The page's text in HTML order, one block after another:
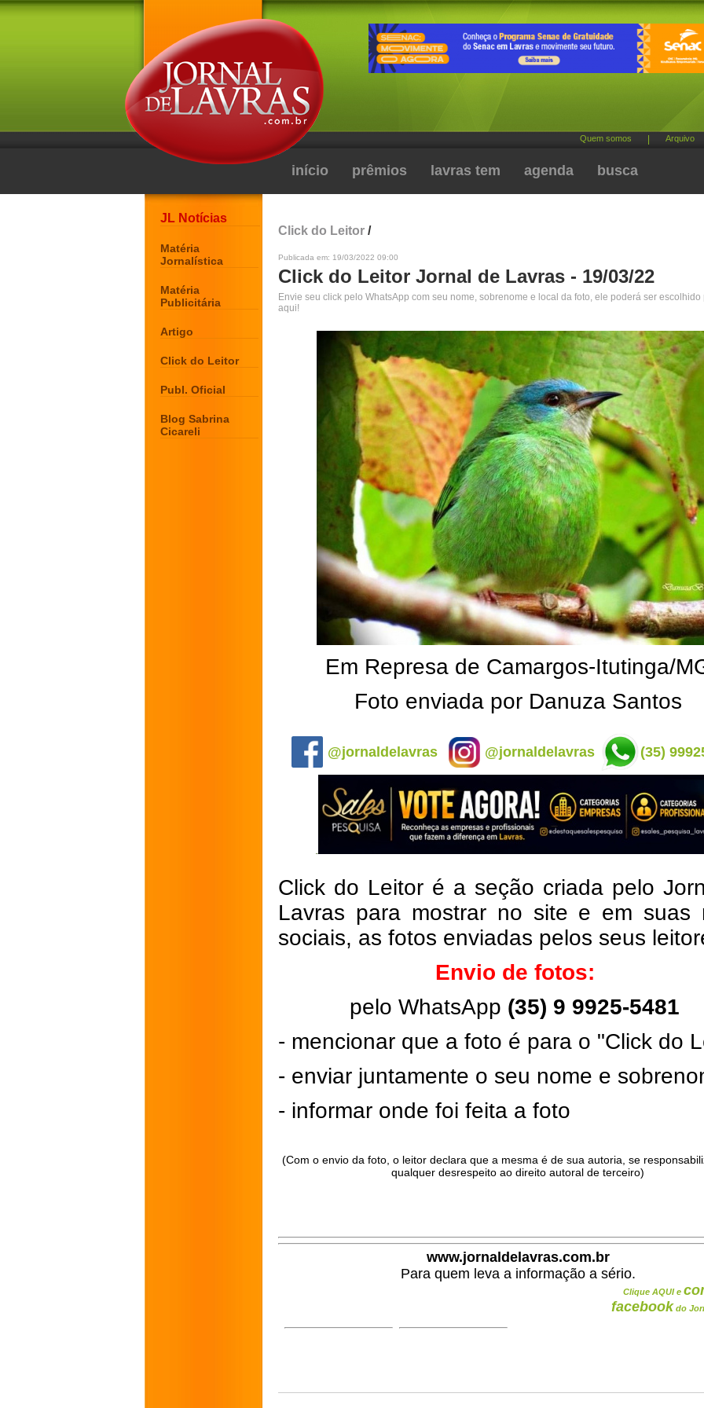
Quem somos Arquivo
início prêmios lavras tem agenda busca
JL Notícias
Matéria
Jornalística
Matéria
Publicitária
Artigo
Click do Leitor
Publ. Oficial
Blog Sabrina
Cicareli
Click do Leitor /
Publicada em: 19/03/2022 09:00
Click do Leitor Jornal de Lavras - 19/03/22
Envie seu click pelo WhatsApp com seu nome, sobrenome e local da foto, ele poderá ser escolhido
aqui!
Em Represa de Camargos-Itutinga/
Foto enviada por Danuza Santos
@jornaldelavras @jornaldelavras (35)
Click do Leitor é a seção criada pelo
Lavras para mostrar no site e em suas
sociais, as fotos enviadas pelos seus
Envio de fotos:
pelo WhatsApp (35) 9 9925-5481
- mencionar que a foto é para o "Click do
- enviar juntamente o seu nome e
- informar onde foi feita a foto
(Com o envio da foto, o leitor declara que a mesma é de sua autoria, se
qualquer desrespeito ao direito autoral de terceiro)
www.jornaldelavras.com.br
Para quem leva a informação a sério.
Clique AQUI e
facebook do